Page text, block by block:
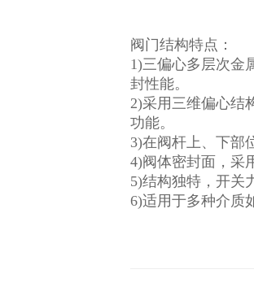
阀门结构特点：
1)三偏心多层次金
封性能。
2)采用三维偏心结
功能。
3)在阀杆上、下部
4)阀体密封面，采
5)结构独特，开关
6)适用于多种介质